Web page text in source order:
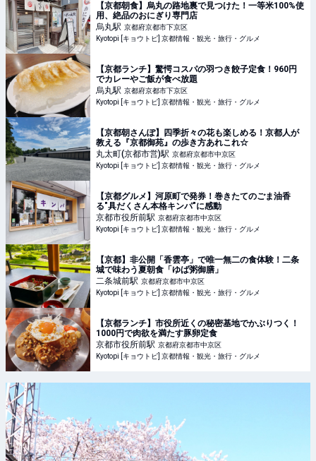
【京都朝食】烏丸の路地裏で見つけた！一等米100%使
用、絶品のおにぎり専門店
烏丸駅 京都府京都市下京区
Kyotopi [キョウトピ] 京都情報・観光・旅行・グルメ
【京都ランチ】驚愕コスパの羽つき餃子定食！960円
でカレーやご飯が食べ放題
烏丸駅 京都府京都市下京区
Kyotopi [キョウトピ] 京都情報・観光・旅行・グルメ
【京都朝さんぽ】四季折々の花も楽しめる！京都人が
教える『京都御苑』の歩き方あれこれ☆
丸太町(京都市営)駅 京都府京都市中京区
Kyotopi [キョウトピ] 京都情報・観光・旅行・グルメ
【京都グルメ】河原町で発券！巻きたてのごま油香
る"具だくさん本格キンパ"に感動
京都市役所前駅 京都府京都市中京区
Kyotopi [キョウトピ] 京都情報・観光・旅行・グルメ
【京都】非公開「香雲亭」で唯一無二の食体験！二条
城で味わう夏朝食「ゆば粥御膳」
二条城前駅 京都府京都市中京区
Kyotopi [キョウトピ] 京都情報・観光・旅行・グルメ
【京都ランチ】市役所近くの秘密基地でかぶりつく！
1000円で肉欲を満たす豚卵定食
京都市役所前駅 京都府京都市中京区
Kyotopi [キョウトピ] 京都情報・観光・旅行・グルメ